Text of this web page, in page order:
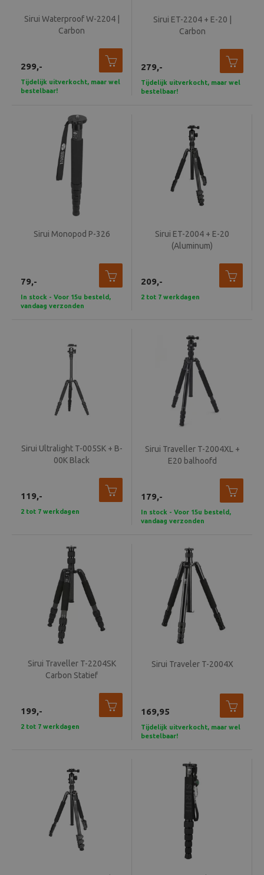
Sirui Waterproof W-2204 |
Carbon
299,-
Tijdelijk uitverkocht, maar wel
bestelbaar!
Sirui ET-2204 + E-20 |
Carbon
279,-
Tijdelijk uitverkocht, maar wel
bestelbaar!
Sirui Monopod P-326
79,-
In stock - Voor 15u besteld,
vandaag verzonden
Sirui ET-2004 + E-20
(Aluminum)
209,-
2 tot 7 werkdagen
Sirui Ultralight T-005SK + B-
00K Black
119,-
2 tot 7 werkdagen
Sirui Traveller T-2004XL +
E20 balhoofd
179,-
In stock - Voor 15u besteld,
vandaag verzonden
Sirui Traveller T-2204SK
Carbon Statief
199,-
2 tot 7 werkdagen
Sirui Traveler T-2004X
169,95
Tijdelijk uitverkocht, maar wel
bestelbaar!